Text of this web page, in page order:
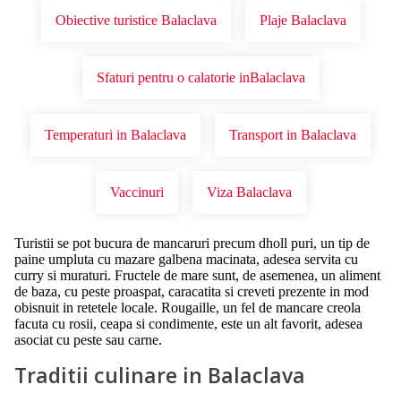
Obiective turistice Balaclava Plaje Balaclava
Sfaturi pentru o calatorie inBalaclava
Temperaturi in Balaclava Transport in Balaclava
Vaccinuri Viza Balaclava
Turistii se pot bucura de mancaruri precum dholl puri, un tip de
paine umpluta cu mazare galbena macinata, adesea servita cu
curry si muraturi. Fructele de mare sunt, de asemenea, un aliment
de baza, cu peste proaspat, caracatita si creveti prezente in mod
obisnuit in retetele locale. Rougaille, un fel de mancare creola
facuta cu rosii, ceapa si condimente, este un alt favorit, adesea
asociat cu peste sau carne.
Traditii culinare in Balaclava